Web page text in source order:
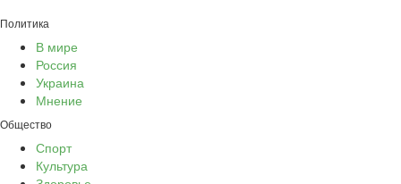
Политика
В мире
Россия
Украина
Мнение
Общество
Спорт
Культура